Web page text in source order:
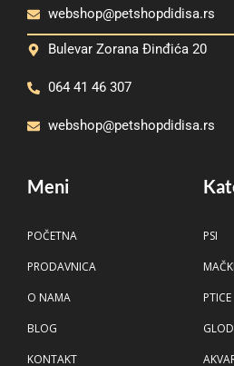
webshop@petshopdidisa.rs
Bulevar Zorana Đinđića 20
064 41 46 307
webshop@petshopdidisa.rs
Meni
POČETNA
PRODAVNICA
O NAMA
BLOG
KONTAKT
PSI
PTICE